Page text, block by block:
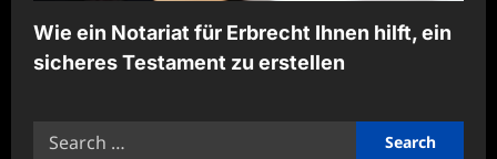
Wie ein Notariat für Erbrecht Ihnen hilft, ein
sicheres Testament zu erstellen
Search